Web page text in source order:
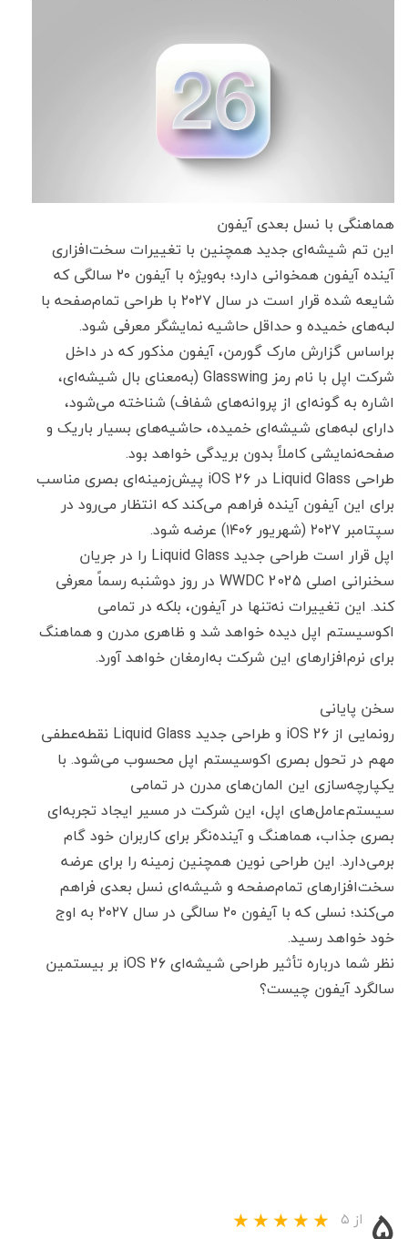
هماهنگی با نسل بعدی آیفون
این تم شیشه‌ای جدید همچنین با تغییرات سخت‌افزاری
آینده آیفون همخوانی دارد؛ به‌ویژه با آیفون ۲۰ سالگی که
شایعه شده قرار است در سال ۲۰۲۷ با طراحی تمام‌صفحه با
لبه‌های خمیده و حداقل حاشیه نمایشگر معرفی شود.
براساس گزارش مارک گورمن، آیفون مذکور که در داخل
شرکت اپل با نام رمز Glasswing (به‌معنای بال شیشه‌ای،
اشاره به گونه‌ای از پروانه‌های شفاف) شناخته می‌شود،
دارای لبه‌های شیشه‌ای خمیده، حاشیه‌های بسیار باریک و
صفحه‌نمایشی کاملاً بدون بریدگی خواهد بود.
طراحی Liquid Glass در iOS 26 پیش‌زمینه‌ای بصری مناسب
برای این آیفون آینده فراهم می‌کند که انتظار می‌رود در
سپتامبر ۲۰۲۷ (شهریور ۱۴۰۶) عرضه شود.
اپل قرار است طراحی جدید Liquid Glass را در جریان
سخنرانی اصلی WWDC 2025 در روز دوشنبه رسماً معرفی
کند. این تغییرات نه‌تنها در آیفون، بلکه در تمامی
اکوسیستم اپل دیده خواهد شد و ظاهری مدرن و هماهنگ
برای نرم‌افزارهای این شرکت به‌ارمغان خواهد آورد.
سخن پایانی
رونمایی از iOS 26 و طراحی جدید Liquid Glass نقطه‌عطفی
مهم در تحول بصری اکوسیستم اپل محسوب می‌شود. با
یکپارچه‌سازی این المان‌های مدرن در تمامی
سیستم‌عامل‌های اپل، این شرکت در مسیر ایجاد تجربه‌ای
بصری جذاب، هماهنگ و آینده‌نگر برای کاربران خود گام
برمی‌دارد. این طراحی نوین همچنین زمینه را برای عرضه
سخت‌افزارهای تمام‌صفحه و شیشه‌ای نسل بعدی فراهم
می‌کند؛ نسلی که با آیفون ۲۰ سالگی در سال ۲۰۲۷ به اوج
خود خواهد رسید.
نظر شما درباره تأثیر طراحی شیشه‌ای iOS 26 بر بیستمین
سالگرد آیفون چیست؟
از ۵